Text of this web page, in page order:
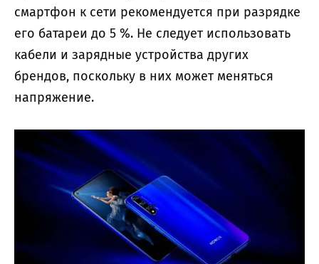
смартфон к сети рекомендуется при разрядке
его батареи до 5 %. Не следует использовать
кабели и зарядные устройства других
брендов, поскольку в них может меняться
напряжение.